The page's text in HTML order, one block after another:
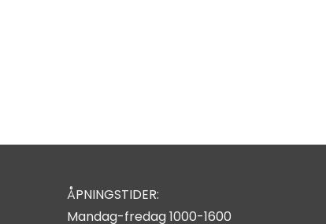
ÅPNINGSTIDER:
Mandag-fredag 1000-1600